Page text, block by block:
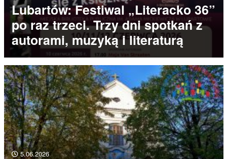
Lubartów: Festiwal „Literacko 36”
po raz trzeci. Trzy dni spotkań z
autorami, muzyką i literaturą
5.06.2026